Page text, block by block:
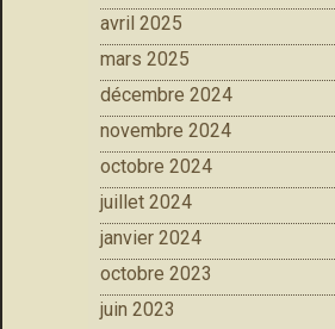
avril 2025
mars 2025
décembre 2024
novembre 2024
octobre 2024
juillet 2024
janvier 2024
octobre 2023
juin 2023